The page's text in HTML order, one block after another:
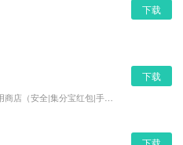
下载
下载
下载